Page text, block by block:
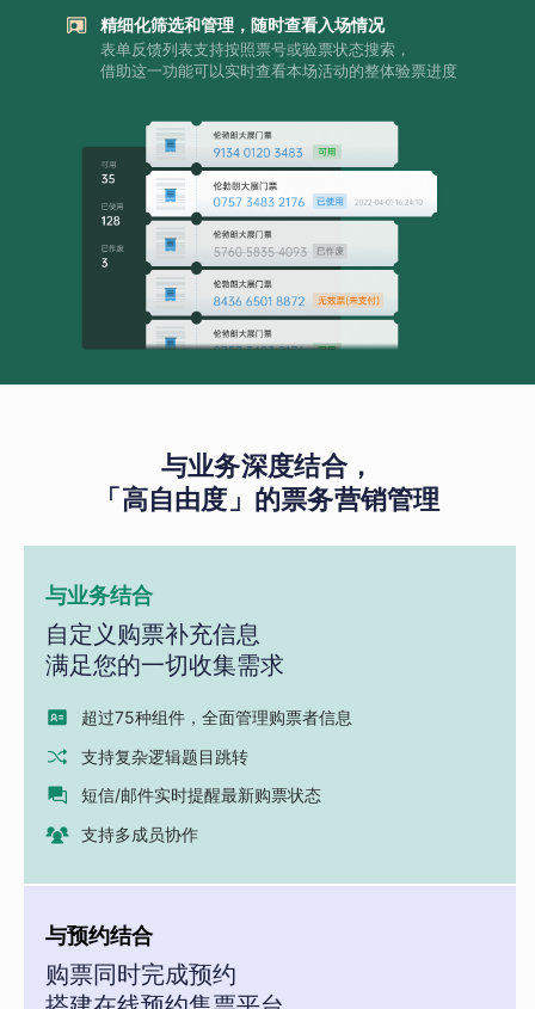
精细化筛选和管理，随时查看入场情况
表单反馈列表支持按照票号或验票状态搜索，
借助这一功能可以实时查看本场活动的整体验票进度
与业务深度结合，
「高自由度」的票务营销管理
与业务结合
自定义购票补充信息
满足您的一切收集需求
超过75种组件，全面管理购票者信息
支持复杂逻辑题目跳转
短信/邮件实时提醒最新购票状态
支持多成员协作
与预约结合
购票同时完成预约